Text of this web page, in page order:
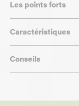
Les points forts
Caractéristiques
Conseils